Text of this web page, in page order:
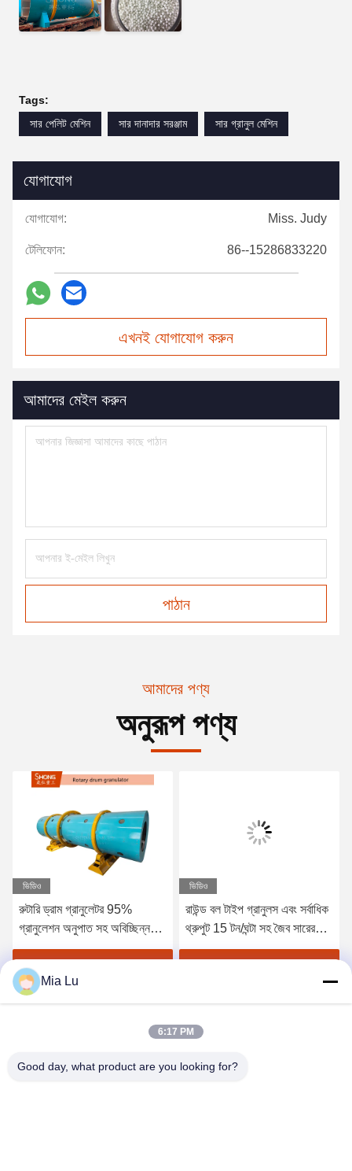
Tags:
সার পেলিট মেশিন
সার দানাদার সরঞ্জাম সার গ্রানুল মেশিন
যোগাযোগ
যোগাযোগ: Miss. Judy
টেলিফোন: 86--15286833220
এখনই যোগাযোগ করুন
আমাদের মেইল করুন
পাঠান
আমাদের পণ্য
অনুরূপ পণ্য
ভিডিও
রুটারি ড্রাম গ্রানুলেটর 95%
গ্রানুলেশন অনুপাত সহ অবিচ্ছিন্ন
24/7 অপারেশনে গোলাকার বল টাইপ
জৈব সার জন্য
ভিডিও
রাউন্ড বল টাইপ গ্রানুলস এবং সর্বাধিক
থ্রুপুট 15 টন/ঘন্টা সহ জৈব সারের
জন্য শক্তি সঞ্চয়কারী রোটারি ড্রাম
Mia Lu
6:17 PM
Good day, what product are you looking for?